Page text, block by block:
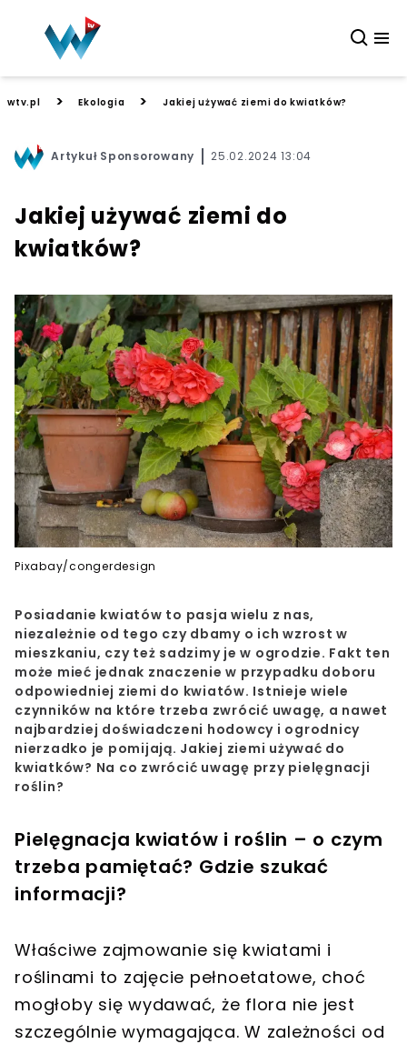
wtv.pl > Ekologia > Jakiej używać ziemi do kwiatków?
Artykuł Sponsorowany 25.02.2024 13:04
Jakiej używać ziemi do
kwiatków?
Pixabay/congerdesign
Posiadanie kwiatów to pasja wielu z nas,
niezależnie od tego czy dbamy o ich wzrost w
mieszkaniu, czy też sadzimy je w ogrodzie. Fakt ten
może mieć jednak znaczenie w przypadku doboru
odpowiedniej ziemi do kwiatów. Istnieje wiele
czynników na które trzeba zwrócić uwagę, a nawet
najbardziej doświadczeni hodowcy i ogrodnicy
nierzadko je pomijają. Jakiej ziemi używać do
kwiatków? Na co zwrócić uwagę przy pielęgnacji
roślin?
Pielęgnacja kwiatów i roślin – o czym
trzeba pamiętać? Gdzie szukać
informacji?
Właściwe zajmowanie się kwiatami i
roślinami to zajęcie pełnoetatowe, choć
mogłoby się wydawać, że flora nie jest
szczególnie wymagająca. W zależności od